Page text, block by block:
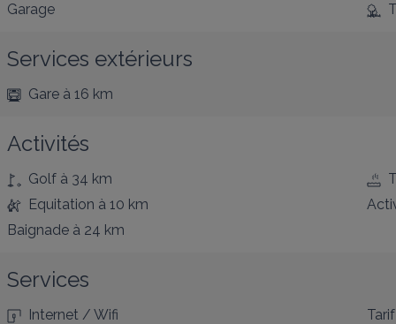
Garage
Services extérieurs
Gare à 16 km
Activités
Golf à 34 km
Equitation à 10 km
Baignade à 24 km
Services
Internet / Wifi